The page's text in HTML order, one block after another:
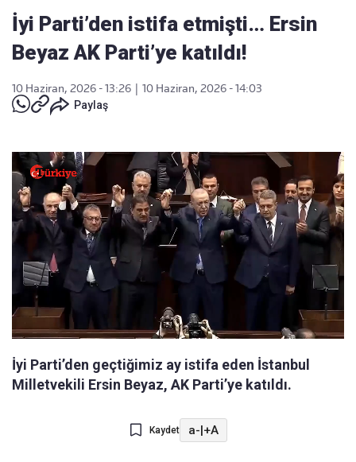
İyi Parti’den istifa etmişti… Ersin
Beyaz AK Parti’ye katıldı!
10 Haziran, 2026 - 13:26
10 Haziran, 2026 - 14:03
Paylaş
İyi Parti’den geçtiğimiz ay istifa eden İstanbul
Milletvekili Ersin Beyaz, AK Parti’ye katıldı.
Kaydet a-|+A